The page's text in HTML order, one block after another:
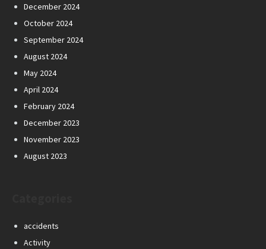
December 2024
October 2024
September 2024
August 2024
May 2024
April 2024
February 2024
December 2023
November 2023
August 2023
accidents
Activity